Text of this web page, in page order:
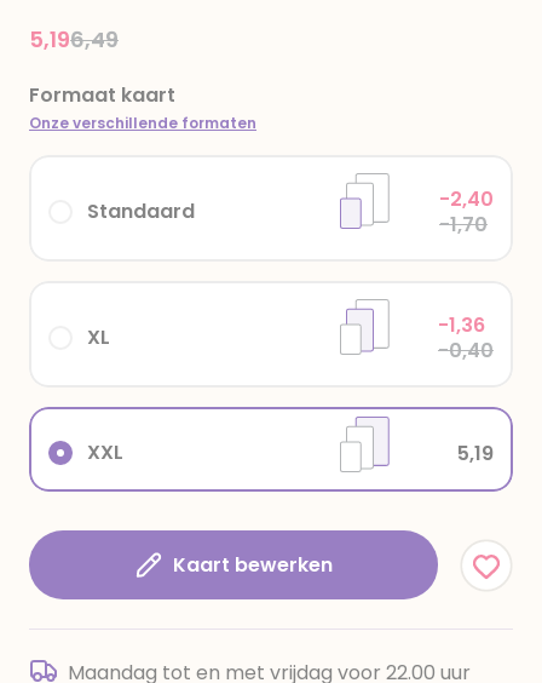
Price reduced from
6,49to
5,19
Formaat kaart
Onze verschillende formaten
XXL 5,19
XL
-1,36
-0,40
Standaard
-2,40
-1,70
Kaart bewerken
Maandag tot en met vrijdag voor 22.00 uur